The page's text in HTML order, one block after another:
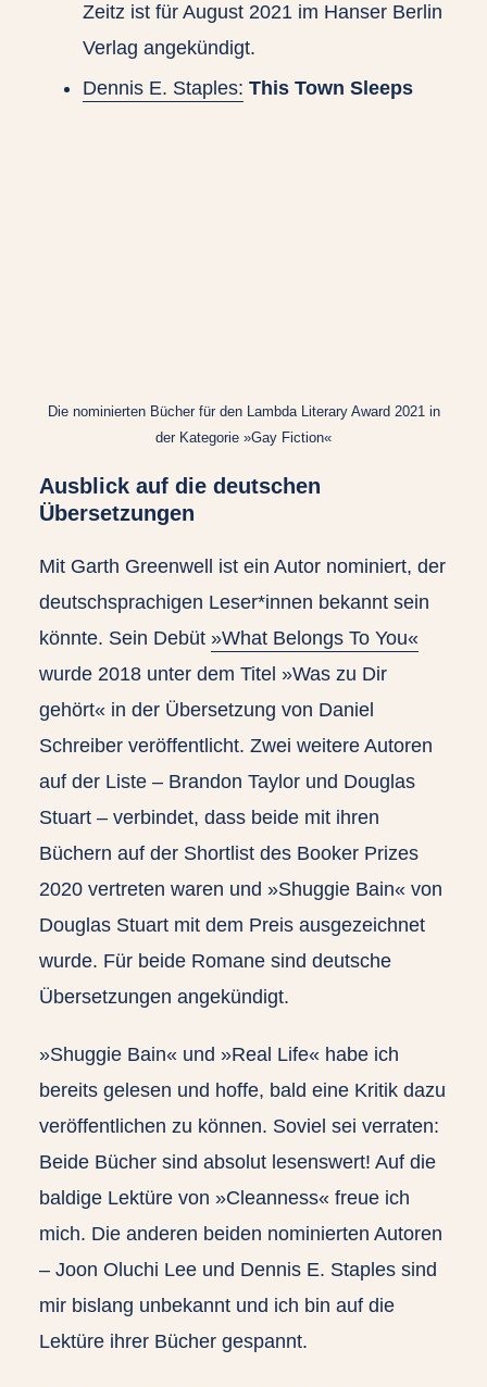
Zeitz ist für August 2021 im Hanser Berlin
Verlag angekündigt.
Dennis E. Staples: This Town Sleeps
Die nominierten Bücher für den Lambda Literary Award 2021 in
der Kategorie »Gay Fiction«
Ausblick auf die deutschen
Übersetzungen
Mit Garth Greenwell ist ein Autor nominiert, der
deutschsprachigen Leser*innen bekannt sein
könnte. Sein Debüt »What Belongs To You«
wurde 2018 unter dem Titel »Was zu Dir
gehört« in der Übersetzung von Daniel
Schreiber veröffentlicht. Zwei weitere Autoren
auf der Liste – Brandon Taylor und Douglas
Stuart – verbindet, dass beide mit ihren
Büchern auf der Shortlist des Booker Prizes
2020 vertreten waren und »Shuggie Bain« von
Douglas Stuart mit dem Preis ausgezeichnet
wurde. Für beide Romane sind deutsche
Übersetzungen angekündigt.
»Shuggie Bain« und »Real Life« habe ich
bereits gelesen und hoffe, bald eine Kritik dazu
veröffentlichen zu können. Soviel sei verraten:
Beide Bücher sind absolut lesenswert! Auf die
baldige Lektüre von »Cleanness« freue ich
mich. Die anderen beiden nominierten Autoren
– Joon Oluchi Lee und Dennis E. Staples sind
mir bislang unbekannt und ich bin auf die
Lektüre ihrer Bücher gespannt.